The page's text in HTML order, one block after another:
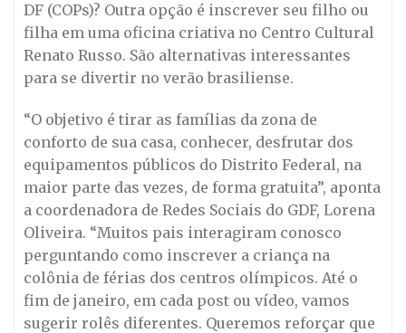
DF (COPs)? Outra opção é inscrever seu filho ou
filha em uma oficina criativa no Centro Cultural
Renato Russo. São alternativas interessantes
para se divertir no verão brasiliense.
“O objetivo é tirar as famílias da zona de
conforto de sua casa, conhecer, desfrutar dos
equipamentos públicos do Distrito Federal, na
maior parte das vezes, de forma gratuita”, aponta
a coordenadora de Redes Sociais do GDF, Lorena
Oliveira. “Muitos pais interagiram conosco
perguntando como inscrever a criança na
colônia de férias dos centros olímpicos. Até o
fim de janeiro, em cada post ou vídeo, vamos
sugerir rolês diferentes. Queremos reforçar que